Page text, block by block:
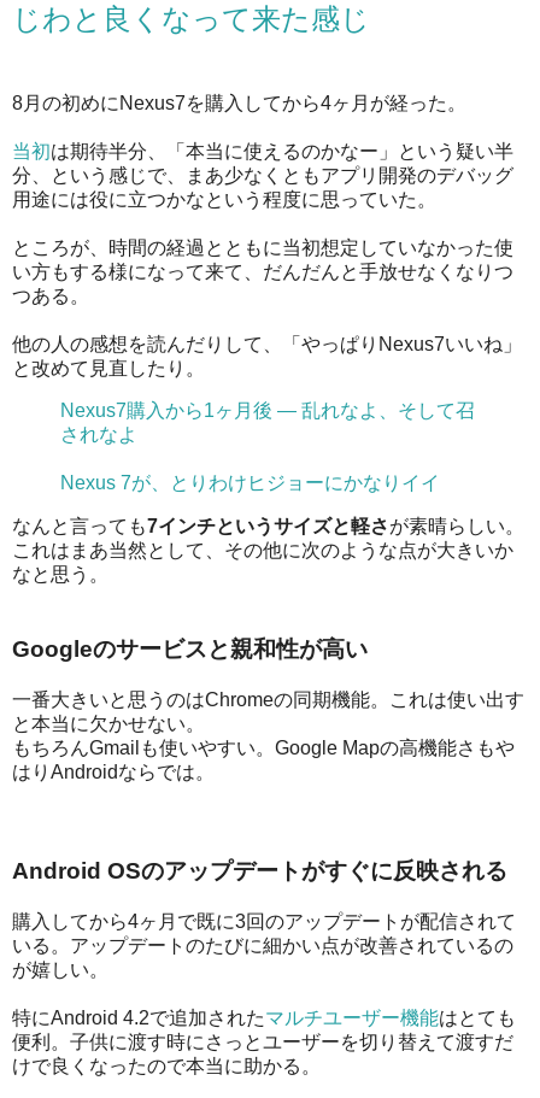
じわと良くなって来た感じ
8月の初めにNexus7を購入してから4ヶ月が経った。
当初は期待半分、「本当に使えるのかなー」という疑い半
分、という感じで、まあ少なくともアプリ開発のデバッグ
用途には役に立つかなという程度に思っていた。
ところが、時間の経過とともに当初想定していなかった使
い方もする様になって来て、だんだんと手放せなくなりつ
つある。
他の人の感想を読んだりして、「やっぱりNexus7いいね」
と改めて見直したり。
Nexus7購入から1ヶ月後 — 乱れなよ、そして召
されなよ
Nexus 7が、とりわけヒジョーにかなりイイ
なんと言っても7インチというサイズと軽さが素晴らしい。
これはまあ当然として、その他に次のような点が大きいか
なと思う。
Googleのサービスと親和性が高い
一番大きいと思うのはChromeの同期機能。これは使い出す
と本当に欠かせない。
もちろんGmailも使いやすい。Google Mapの高機能さもや
はりAndroidならでは。
Android OSのアップデートがすぐに反映される
購入してから4ヶ月で既に3回のアップデートが配信されて
いる。アップデートのたびに細かい点が改善されているの
が嬉しい。
特にAndroid 4.2で追加されたマルチユーザー機能はとても
便利。子供に渡す時にさっとユーザーを切り替えて渡すだ
けで良くなったので本当に助かる。